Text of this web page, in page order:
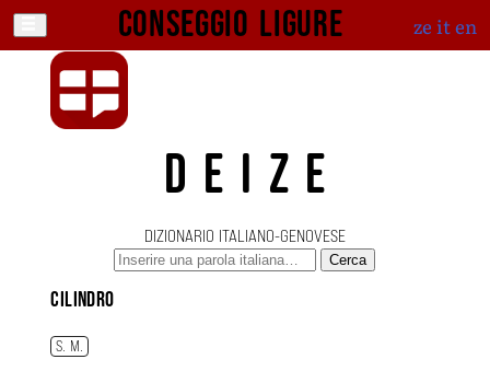
Conseggio ligure ze iten
DEIZE
DIZIONARIO ITALIANO-GENOVESE
Cerca
cilindro
S. M.